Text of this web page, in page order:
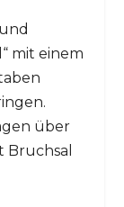
mit einem
über